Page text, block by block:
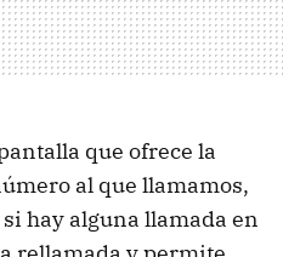
que ofrece la
al que llamamos,
hay alguna llamada en